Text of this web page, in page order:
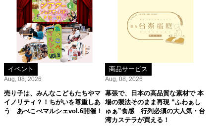
イベント
Aug, 08, 2026
売り子は、みんなこどもたちやマ
イノリティ？！ちがいを尊重しあ
う あべこべマルシェvol.6開催！
商品サービス
Aug, 08, 2026
幕張で、日本の高品質な素材で 本
場の製法そのまま再現 “ふわぁし
ゅぁ”食感 行列必須の大人気・台
湾カステラが買える！